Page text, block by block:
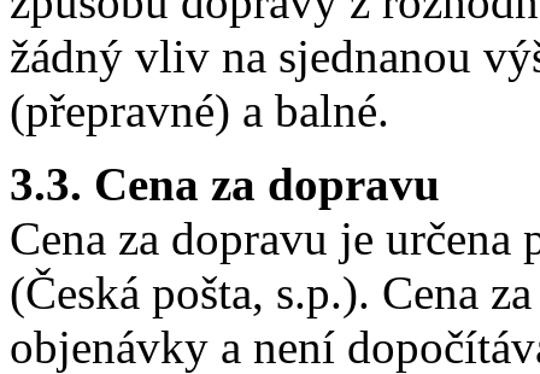
žádný vliv na sjednanou
(přepravné) a balné.
3.3. Cena za dopravu
Cena za dopravu je
(Česká pošta, s.p.). Cena
objenávky a není